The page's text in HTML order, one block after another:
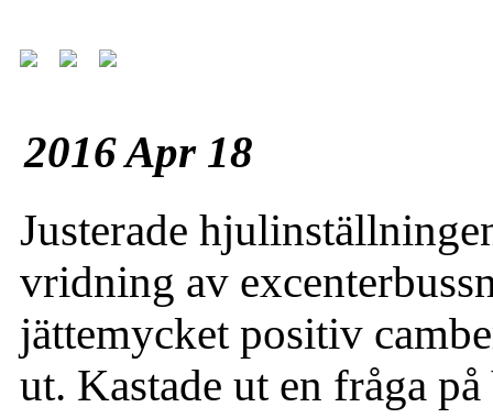
2016 Apr 18
Justerade
vridning av
jättemycket positiv
ut. Kastade ut en fråga